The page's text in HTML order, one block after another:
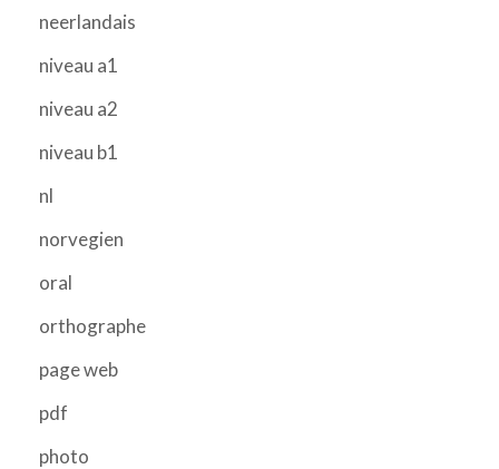
neerlandais
niveau a1
niveau a2
niveau b1
nl
norvegien
oral
orthographe
page web
pdf
photo